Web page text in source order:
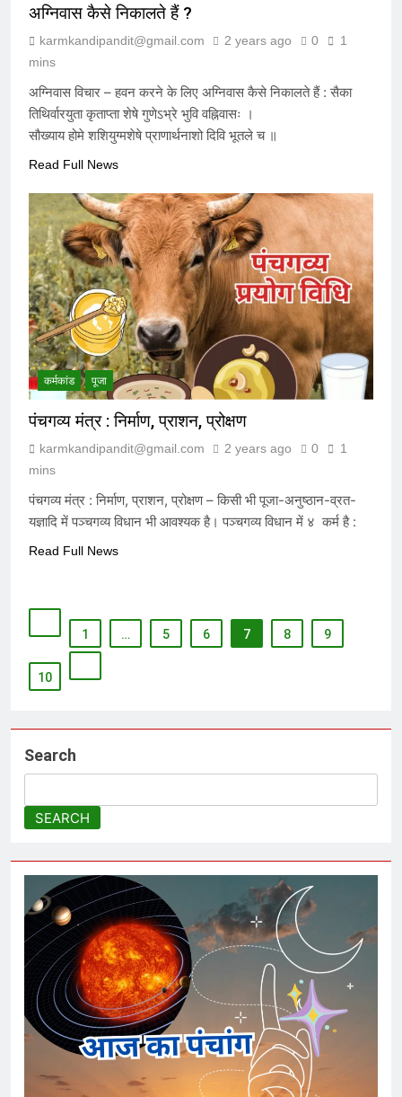
अग्निवास कैसे निकालते हैं ?
karmkandipandit@gmail.com 2 years ago 0
1
mins
अग्निवास विचार – हवन करने के लिए अग्निवास कैसे निकालते हैं : सैका
तिथिर्वारयुता कृताप्ता शेषे गुणेऽभ्रे भुवि वह्निवासः ।
सौख्याय होमे शशियुग्मशेषे प्राणार्थनाशो दिवि भूतले च ॥
Read Full News
कर्मकांड पूजा
पंचगव्य मंत्र : निर्माण, प्राशन, प्रोक्षण
karmkandipandit@gmail.com 2 years ago 0
1
mins
पंचगव्य मंत्र : निर्माण, प्राशन, प्रोक्षण – किसी भी पूजा-अनुष्ठान-व्रत-
यज्ञादि में पञ्चगव्य विधान भी आवश्यक है। पञ्चगव्य विधान में ४ कर्म है :
Read Full News
1 … 5 6 7 8 9
10
Search
SEARCH